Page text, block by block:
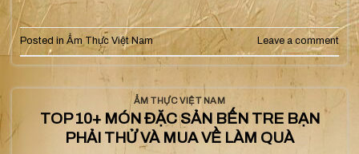
Posted in Ẩm Thực Việt Nam Leave a comment
ẨM THỰC VIỆT NAM
TOP 10+ MÓN ĐẶC SẢN BẾN TRE BẠN
PHẢI THỬ VÀ MUA VỀ LÀM QUÀ